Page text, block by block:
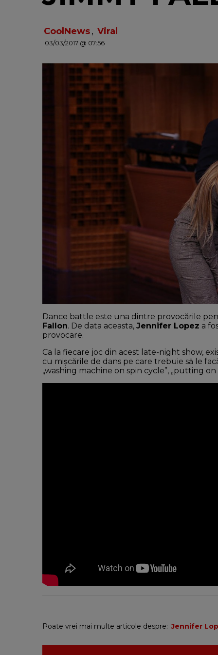
CoolNews, Viral
03/03/2017 @ 07:56
Dance battle este una dintre provocările
Fallon. De data aceasta, Jennifer Lopez a
provocare.
Ca la fiecare joc din acest late-night show,
cu mișcările de dans pe care trebuie să le
„washing machine on spin cycle”, „putting
Poate vrei mai multe articole despre: Jennifer